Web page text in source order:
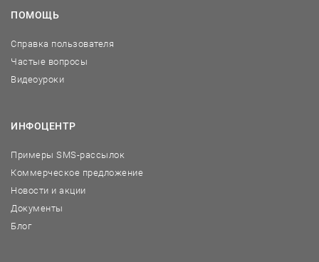
ПОМОЩЬ
Справка пользователя
Частые вопросы
Видеоуроки
ИНФОЦЕНТР
Примеры SMS-рассылок
Коммерческое предложение
Новости и акции
Документы
Блог